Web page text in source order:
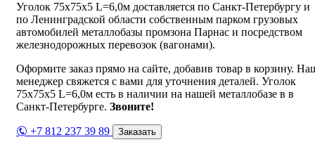
Уголок 75х75х5 L=6,0м доставляется по Санкт-Петербургу и
по Ленинградской области собственным парком грузовых
автомобилей металлобазы промзона Парнас и посредством
железнодорожных перевозок (вагонами).
Оформите заказ прямо на сайте, добавив товар в корзину.
менеджер свяжется с вами для уточнения деталей. Уголок
75х75х5 L=6,0м есть в наличии на нашей металлобазе в в
Санкт-Петербурге. Звоните!
+7 812 237 39 89 Заказать